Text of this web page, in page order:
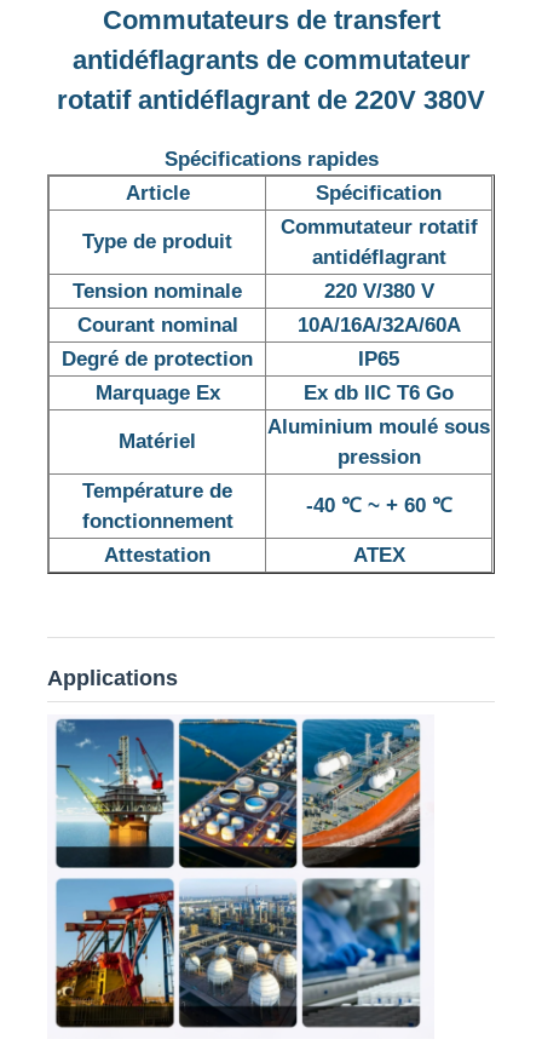
Aperçu
A propos de nous
Visite d'usine
Contact
Demande de soumission
Éclairage anti-déflagrant
Lumière anti-déflagrante d'alarme
ventilateur antidéflagrant
Commutateurs de transfert
antidéflagrants de commutateur
rotatif antidéflagrant de 220V 380V
Spécifications rapides
Article
Spécification
Type de produit
Commutateur rotatif
antidéflagrant
Tension nominale
220 V/380 V
Courant nominal
10A/16A/32A/60A
Degré de protection
IP65
Marquage Ex
Ex db IIC T6 Go
Matériel
Aluminium moulé sous
pression
Température de
fonctionnement
-40 ℃ ~ + 60 ℃
Attestation ATEX
Applications